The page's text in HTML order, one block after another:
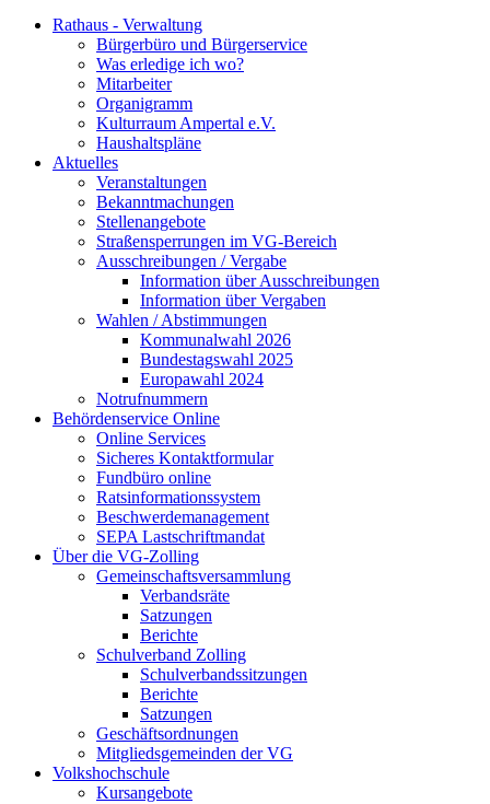
Rathaus - Verwaltung
Bürgerbüro und Bürgerservice
Was erledige ich wo?
Mitarbeiter
Organigramm
Kulturraum Ampertal e.V.
Haushaltspläne
Aktuelles
Veranstaltungen
Bekanntmachungen
Stellenangebote
Straßensperrungen im VG-Bereich
Ausschreibungen / Vergabe
Information über Ausschreibungen
Information über Vergaben
Wahlen / Abstimmungen
Kommunalwahl 2026
Bundestagswahl 2025
Europawahl 2024
Notrufnummern
Behördenservice Online
Online Services
Sicheres Kontaktformular
Fundbüro online
Ratsinformationssystem
Beschwerdemanagement
SEPA Lastschriftmandat
Über die VG-Zolling
Gemeinschaftsversammlung
Verbandsräte
Satzungen
Berichte
Schulverband Zolling
Schulverbandssitzungen
Berichte
Satzungen
Geschäftsordnungen
Mitgliedsgemeinden der VG
Volkshochschule
Kursangebote